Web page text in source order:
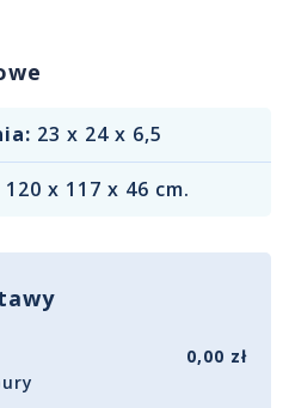
23 x 24 x 6,5
120 x 117 x 46 cm.
0,00 zł